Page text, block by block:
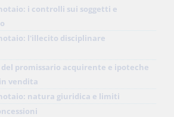
i controlli sui soggetti e
l'illecito disciplinare
promissario acquirente e ipoteche
vendita
natura giuridica e limiti